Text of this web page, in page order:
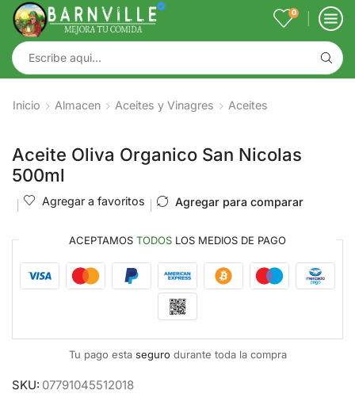
0
Inicio Almacen Aceites y Vinagres Aceites
Aceite Oliva Organico San Nicolas
500ml
Agregar a favoritos Agregar para comparar
ACEPTAMOS TODOS LOS MEDIOS DE PAGO
Tu pago esta segurodurante toda la compra
SKU: 07791045512018